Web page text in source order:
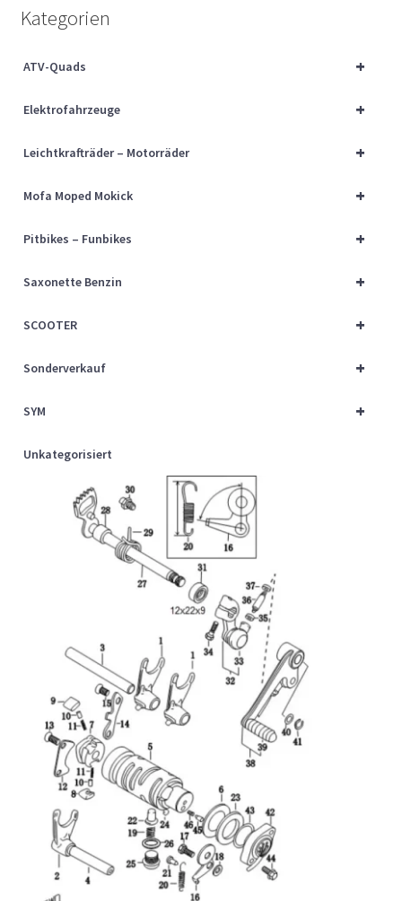
Über uns
Kategorien
+
ATV-Quads
+
Elektrofahrzeuge
+
Leichtkrafträder – Motorräder
+
Mofa Moped Mokick
+
Pitbikes – Funbikes
+
Saxonette Benzin
+
SCOOTER
+
Sonderverkauf
+
SYM
Unkategorisiert